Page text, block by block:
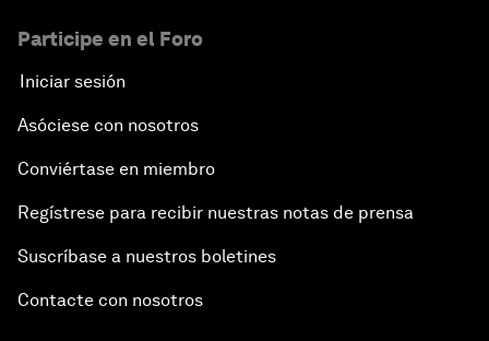
Participe en el Foro
Iniciar sesión
Asóciese con nosotros
Conviértase en miembro
Regístrese para recibir nuestras notas de prensa
Suscríbase a nuestros boletines
Contacte con nosotros